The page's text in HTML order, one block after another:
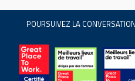
POURSUIVEZ LA CONVERSATION